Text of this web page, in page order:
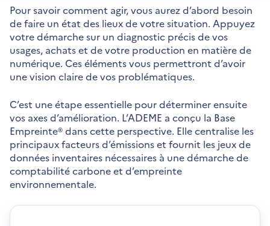
e
l
l
e
f
e
ê
r
e
v
r
e
d
a
n
n
v
l
Pour savoir comment agir, vous aurez d’abord besoin
de faire un état des lieux de votre situation. Appuyez
votre démarche sur un diagnostic précis de vos
usages, achats et de votre production en matière de
numérique. Ces éléments vous permettront d’avoir
une vision claire de vos problématiques.
C’est une étape essentielle pour déterminer ensuite
vos axes d’amélioration. L’ADEME a conçu la Base
Empreinte® dans cette perspective. Elle centralise les
principaux facteurs d’émissions et fournit les jeux de
données inventaires nécessaires à une démarche de
comptabilité carbone et d’empreinte
environnementale.